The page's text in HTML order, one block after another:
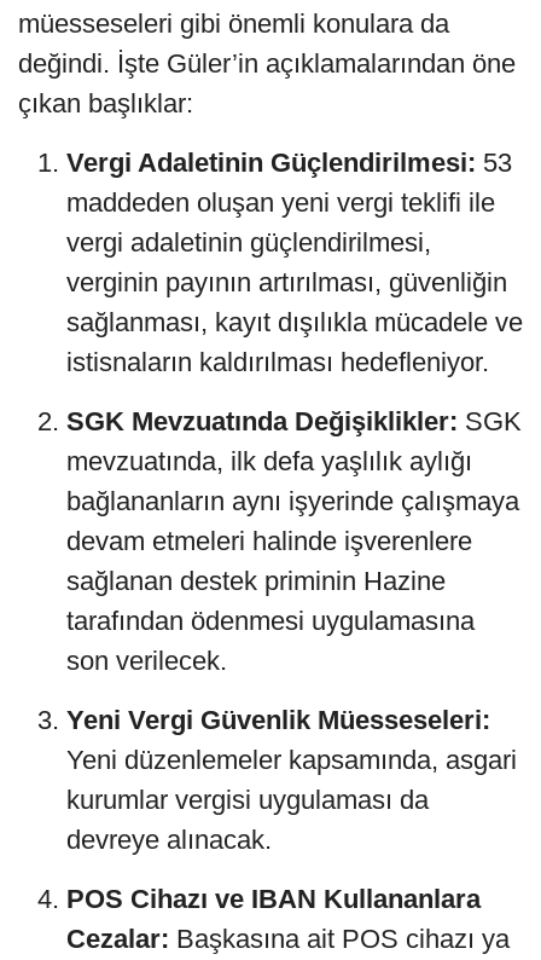
müesseseleri gibi önemli konulara da
değindi. İşte Güler’in açıklamalarından öne
çıkan başlıklar:
Vergi Adaletinin Güçlendirilmesi: 53
maddeden oluşan yeni vergi teklifi ile
vergi adaletinin güçlendirilmesi,
verginin payının artırılması, güvenliğin
sağlanması, kayıt dışılıkla mücadele ve
istisnaların kaldırılması hedefleniyor.
SGK Mevzuatında Değişiklikler: SGK
mevzuatında, ilk defa yaşlılık aylığı
bağlananların aynı işyerinde çalışmaya
devam etmeleri halinde işverenlere
sağlanan destek priminin Hazine
tarafından ödenmesi uygulamasına
son verilecek.
Yeni Vergi Güvenlik Müesseseleri:
Yeni düzenlemeler kapsamında, asgari
kurumlar vergisi uygulaması da
devreye alınacak.
POS Cihazı ve IBAN Kullananlara
Cezalar: Başkasına ait POS cihazı ya